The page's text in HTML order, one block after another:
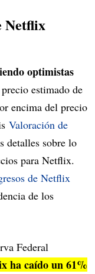
Netflix
optimistas
estimado de
encima del precio
Valoración de
detalles sobre lo
para Netflix.
de Netflix
de los
Federal
ha caído un 61%